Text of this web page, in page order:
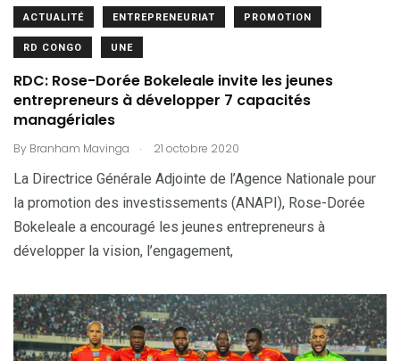
ACTUALITÉ ENTREPRENEURIAT PROMOTION
RD CONGO UNE
RDC: Rose-Dorée Bokeleale invite les jeunes
entrepreneurs à développer 7 capacités
managériales
By Branham Mavinga . 21 octobre 2020
La Directrice Générale Adjointe de l’Agence Nationale pour
la promotion des investissements (ANAPI), Rose-Dorée
Bokeleale a encouragé les jeunes entrepreneurs à
développer la vision, l’engagement,